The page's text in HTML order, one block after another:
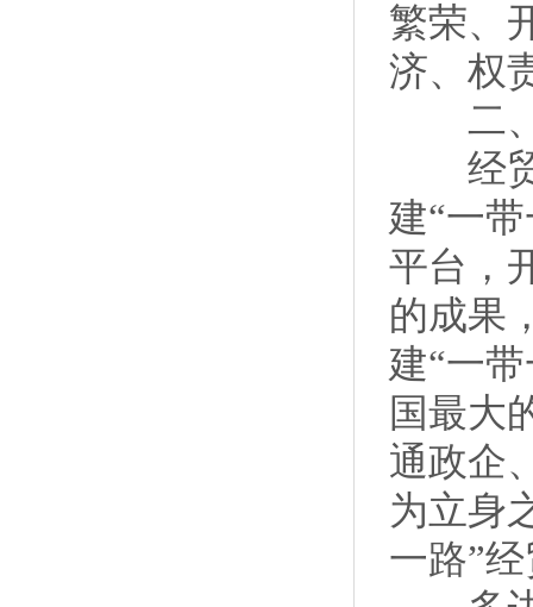
繁荣、
济、权
二、
经贸
建“一
平台，
的成果
建“一
国最大
通政企
为立身
一路”